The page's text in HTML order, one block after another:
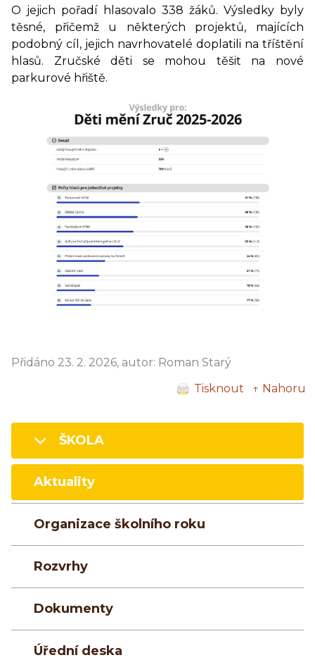
O jejich pořadí hlasovalo 338 žáků. Výsledky byly
těsné, přičemž u některých projektů, majících
podobný cíl, jejich navrhovatelé doplatili na tříštění
hlasů. Zručské děti se mohou těšit na nové
parkurové hřiště.
Přidáno 23. 2. 2026, autor: Roman Starý
Tisknout
↑ Nahoru
ŠKOLA
Aktuality
Organizace školního roku
Rozvrhy
Dokumenty
Úřední deska